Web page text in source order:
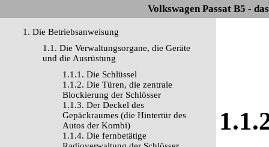
Volkswagen Passat B5 -
1. Die Betriebsanweisung
1.1. Die Verwaltungsorgane, die Geräte
und die Ausrüstung
1.1.1. Die Schlüssel
1.1.2. Die Türen, die zentrale
Blockierung der Schlösser
1.1.3. Der Deckel des
Gepäckraumes (die Hintertür des
Autos der Kombi)
1.1.4. Die fernbetätige